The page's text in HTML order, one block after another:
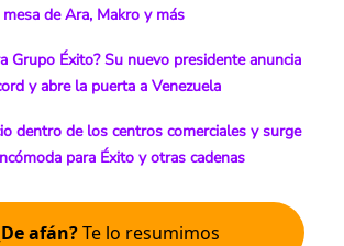
de Ara, Makro y más
Grupo Éxito? Su nuevo presidente anuncia
y abre la puerta a Venezuela
dentro de los centros comerciales y surge
para Éxito y otras cadenas
afán?Te lo resumimos